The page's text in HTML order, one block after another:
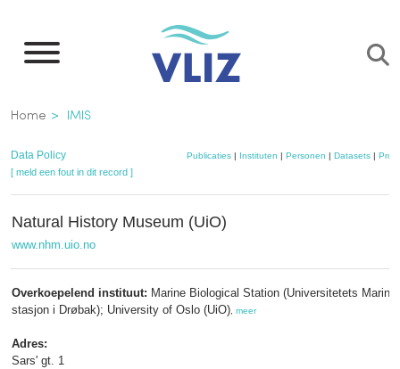
naar
inhoud
gaan
Kruimelpad
Home IMIS
Data Policy Publicaties| Instituten | Personen | Datasets|
[ meld een fout in dit record ]
Natural History Museum (UiO)
www.nhm.uio.no
Overkoepelend instituut: Marine Biological Station (Universitetets
stasjon i Drøbak); University of Oslo (UiO) meer
Adres:
Sars' gt. 1